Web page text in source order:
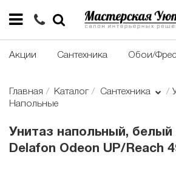
Акции Сантехника Обои/
Главная Каталог Сантехника
Напольные
Унитаз напольный, белый
Delafon Odeon UP/Reach